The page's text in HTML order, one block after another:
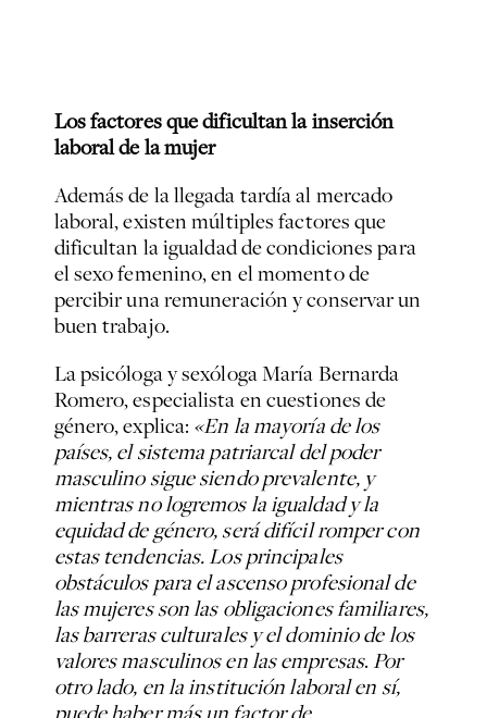
Los factores que dificultan la inserción
laboral de la mujer
Además de la llegada tardía al mercado
laboral, existen múltiples factores que
dificultan la igualdad de condiciones para
el sexo femenino, en el momento de
percibir una remuneración y conservar un
buen trabajo.
La psicóloga y sexóloga María Bernarda
Romero, especialista en cuestiones de
género, explica: «En la mayoría de los
países, el sistema patriarcal del poder
masculino sigue siendo prevalente, y
mientras no logremos la igualdad y la
equidad de género, será difícil romper con
estas tendencias.Los principales
obstáculos para el ascenso profesional de
las mujeres son las obligaciones familiares,
las barreras culturales y el dominio de los
valores masculinos en las empresas.Por
otro lado, en la institución laboral en sí,